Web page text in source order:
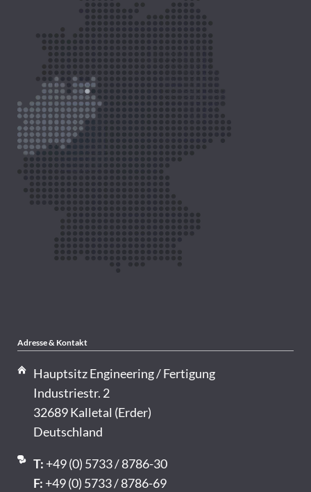
Adresse & Kontakt
Hauptsitz Engineering / Fertigung
Industriestr. 2
32689 Kalletal (Erder)
Deutschland
T: +49 (0) 5733 / 8786-30
F: +49 (0) 5733 / 8786-69